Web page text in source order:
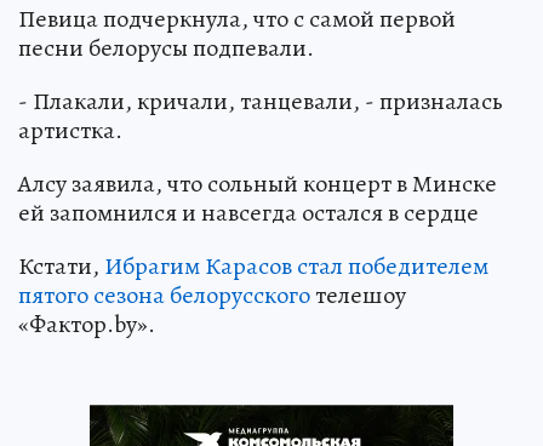
Певица подчеркнула, что с самой первой
песни белорусы подпевали.
- Плакали, кричали, танцевали, - призналась
артистка.
Алсу заявила, что сольный концерт в Минске
ей запомнился и навсегда остался в сердце
Кстати, Ибрагим Карасов cтал победителем
пятого сезона белорусскоготелешоу
«Фактор.by».